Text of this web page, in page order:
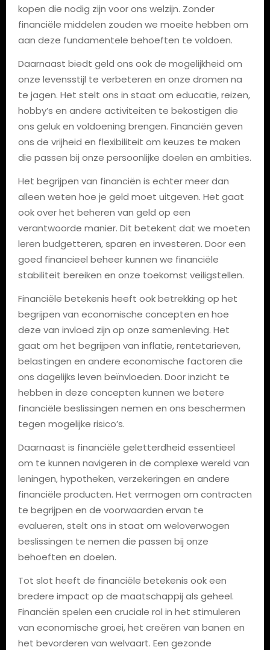
kopen die nodig zijn voor ons welzijn. Zonder
financiële middelen zouden we moeite hebben om
aan deze fundamentele behoeften te voldoen.
Daarnaast biedt geld ons ook de mogelijkheid om
onze levensstijl te verbeteren en onze dromen na
te jagen. Het stelt ons in staat om educatie, reizen,
hobby’s en andere activiteiten te bekostigen die
ons geluk en voldoening brengen. Financiën geven
ons de vrijheid en flexibiliteit om keuzes te maken
die passen bij onze persoonlijke doelen en ambities.
Het begrijpen van financiën is echter meer dan
alleen weten hoe je geld moet uitgeven. Het gaat
ook over het beheren van geld op een
verantwoorde manier. Dit betekent dat we moeten
leren budgetteren, sparen en investeren. Door een
goed financieel beheer kunnen we financiële
stabiliteit bereiken en onze toekomst veiligstellen.
Financiële betekenis heeft ook betrekking op het
begrijpen van economische concepten en hoe
deze van invloed zijn op onze samenleving. Het
gaat om het begrijpen van inflatie, rentetarieven,
belastingen en andere economische factoren die
ons dagelijks leven beïnvloeden. Door inzicht te
hebben in deze concepten kunnen we betere
financiële beslissingen nemen en ons beschermen
tegen mogelijke risico’s.
Daarnaast is financiële geletterdheid essentieel
om te kunnen navigeren in de complexe wereld van
leningen, hypotheken, verzekeringen en andere
financiële producten. Het vermogen om contracten
te begrijpen en de voorwaarden ervan te
evalueren, stelt ons in staat om weloverwogen
beslissingen te nemen die passen bij onze
behoeften en doelen.
Tot slot heeft de financiële betekenis ook een
bredere impact op de maatschappij als geheel.
Financiën spelen een cruciale rol in het stimuleren
van economische groei, het creëren van banen en
het bevorderen van welvaart. Een gezonde